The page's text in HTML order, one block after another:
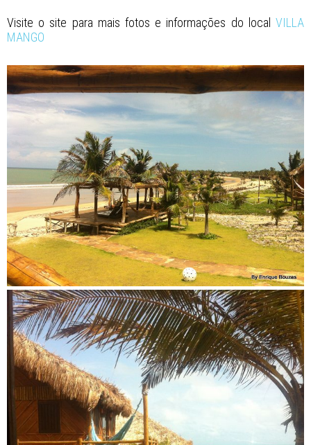
Visite o site para mais fotos e informações do local VILLA
MANGO